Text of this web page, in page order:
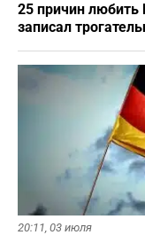
25 причин
записал
20:11, 03 июля